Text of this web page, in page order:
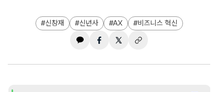
신창재 신년사 AX 비즈니스 혁신